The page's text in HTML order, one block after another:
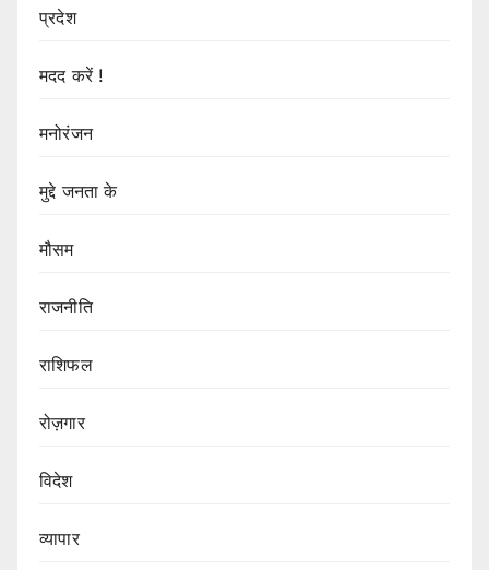
प्रदेश
मदद करें !
मनोरंजन
मुद्दे जनता के
मौसम
राजनीति
राशिफल
रोज़गार
विदेश
व्यापार